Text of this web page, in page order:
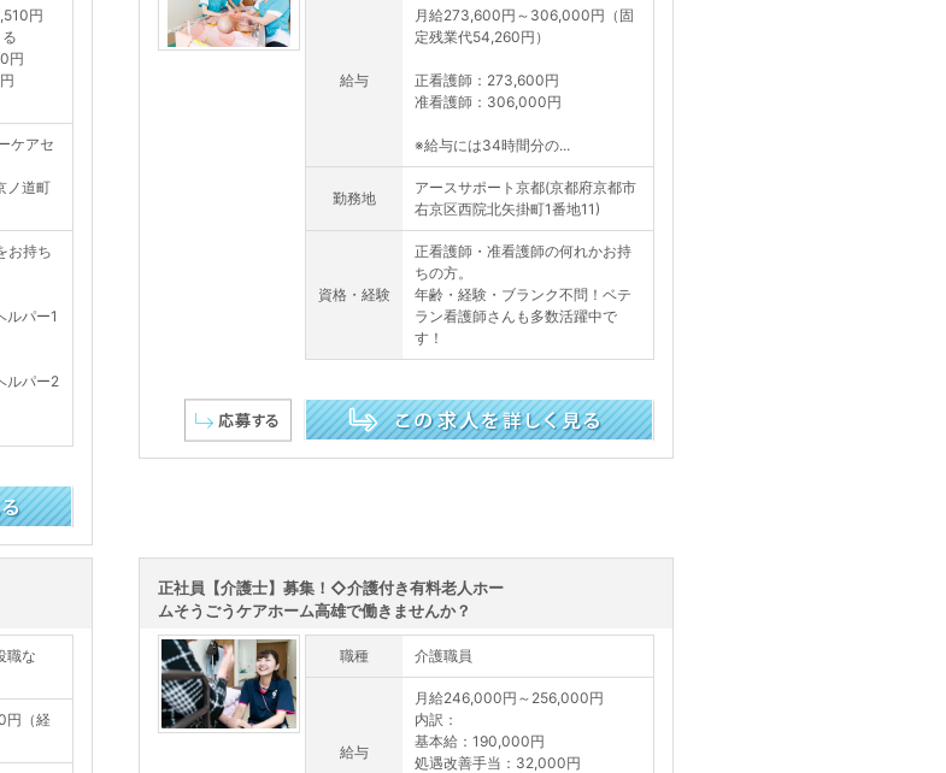
円
円
ケアセ
ノ道町
お持ち
ルパー1
ルパー2
給与
月給273,600円～306,000円（固
定残業代54,260円）
正看護師：273,600円
准看護師：306,000円
※給与には34時間分の...
勤務地
アースサポート京都(京都府京都市
右京区西院北矢掛町1番地11)
資格・経験
正看護師・准看護師の何れかお持
ちの方。
年齢・経験・ブランク不問！ベテ
ラン看護師さんも多数活躍中で
す！
職な
円（経
正社員【介護士】募集！◇介護付き有料老人ホー
ムそうごうケアホーム高雄で働きませんか？
職種 介護職員
給与
月給246,000円～256,000円
内訳：
基本給：190,000円
処遇改善手当：32,000円